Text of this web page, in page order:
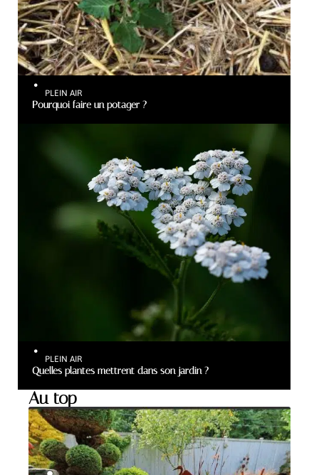
PLEIN AIR
Pourquoi faire un potager ?
PLEIN AIR
Quelles plantes mettrent dans son jardin ?
Au top